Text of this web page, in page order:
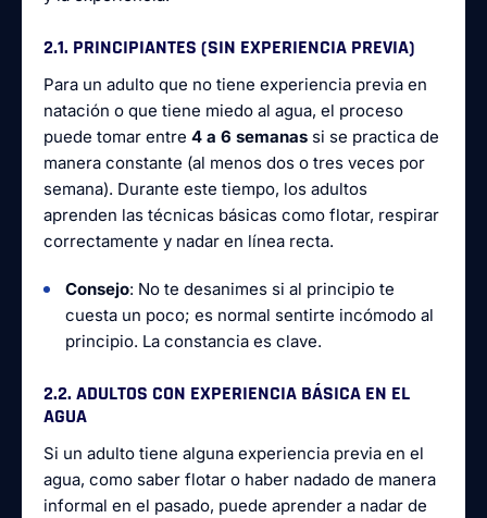
2.1. PRINCIPIANTES (SIN EXPERIENCIA PREVIA)
Para un adulto que no tiene experiencia previa en
natación o que tiene miedo al agua, el proceso
puede tomar entre 4 a 6 semanas si se practica de
manera constante (al menos dos o tres veces por
semana). Durante este tiempo, los adultos
aprenden las técnicas básicas como flotar, respirar
correctamente y nadar en línea recta.
Consejo: No te desanimes si al principio te
cuesta un poco; es normal sentirte incómodo al
principio. La constancia es clave.
2.2. ADULTOS CON EXPERIENCIA BÁSICA EN EL
AGUA
Si un adulto tiene alguna experiencia previa en el
agua, como saber flotar o haber nadado de manera
informal en el pasado, puede aprender a nadar de